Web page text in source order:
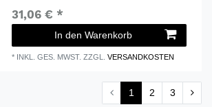
31,06 € *
In den Warenkorb
* INKL. GES. MWST. ZZGL.VERSANDKOSTEN
1 2 3